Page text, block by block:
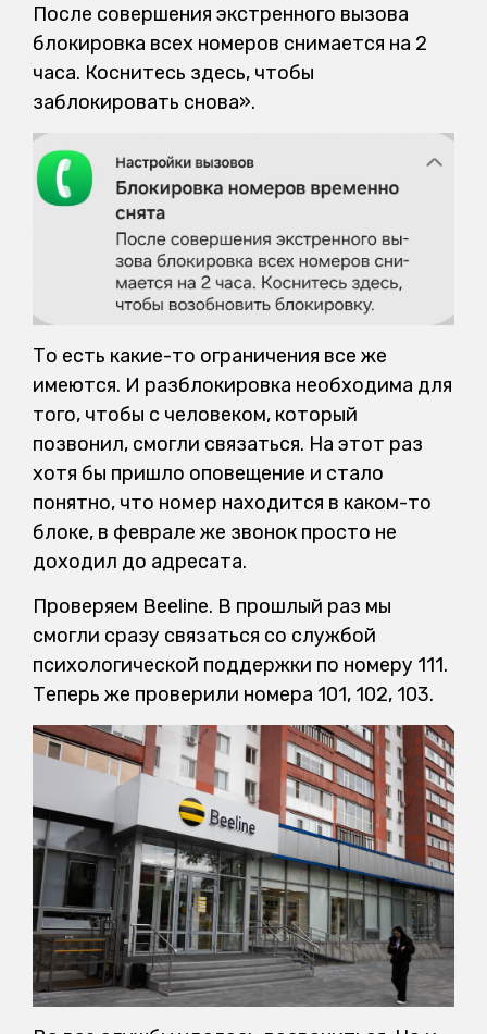
После совершения экстренного вызова
блокировка всех номеров снимается на 2
часа. Коснитесь здесь, чтобы
заблокировать снова».
То есть какие-то ограничения все же
имеются. И разблокировка необходима для
того, чтобы с человеком, который
позвонил, смогли связаться. На этот раз
хотя бы пришло оповещение и стало
понятно, что номер находится в каком-то
блоке, в феврале же звонок просто не
доходил до адресата.
Проверяем Beeline. В прошлый раз мы
смогли сразу связаться со службой
психологической поддержки по номеру 111.
Теперь же проверили номера 101, 102, 103.